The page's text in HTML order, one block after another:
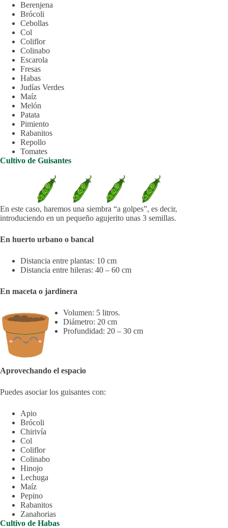
Berenjena
Brócoli
Cebollas
Col
Coliflor
Colinabo
Escarola
Fresas
Habas
Judías Verdes
Maíz
Melón
Patata
Pimiento
Rabanitos
Repollo
Tomates
Cultivo de Guisantes
En este caso, haremos una siembra “a golpes”, es decir,
introduciendo en un pequeño agujerito unas 3 semillas.
En huerto urbano o bancal
Distancia entre plantas: 10 cm
Distancia entre hileras: 40 – 60 cm
En maceta o jardinera
Volumen: 5 litros.
Diámetro: 20 cm
Profundidad: 20 – 30 cm
Aprovechando el espacio
Puedes asociar los guisantes con:
Apio
Brócoli
Chirivía
Col
Coliflor
Colinabo
Hinojo
Lechuga
Maíz
Pepino
Rabanitos
Zanahorias
Cultivo de Habas